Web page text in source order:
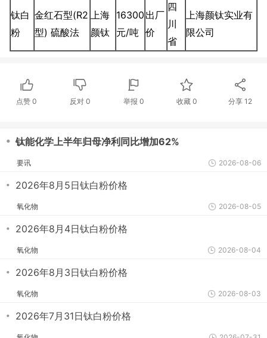
钛白
粉
金红石型(R2
型) 硫酸法
上海
颜钛
16300
元/吨
出厂
价
四
川
省
上海颜钛实业有
限公司
点赞0 反对 0 举报 0 收藏 0 分享12
・ 钛能化学上半年归母净利同比增加62%
要讯 2026-08-06
・ 2026年8月5日钛白粉价格
氧化物 2026-08-05
・ 2026年8月4日钛白粉价格
氧化物 2026-08-04
・ 2026年8月3日钛白粉价格
氧化物 2026-08-03
・ 2026年7月31日钛白粉价格